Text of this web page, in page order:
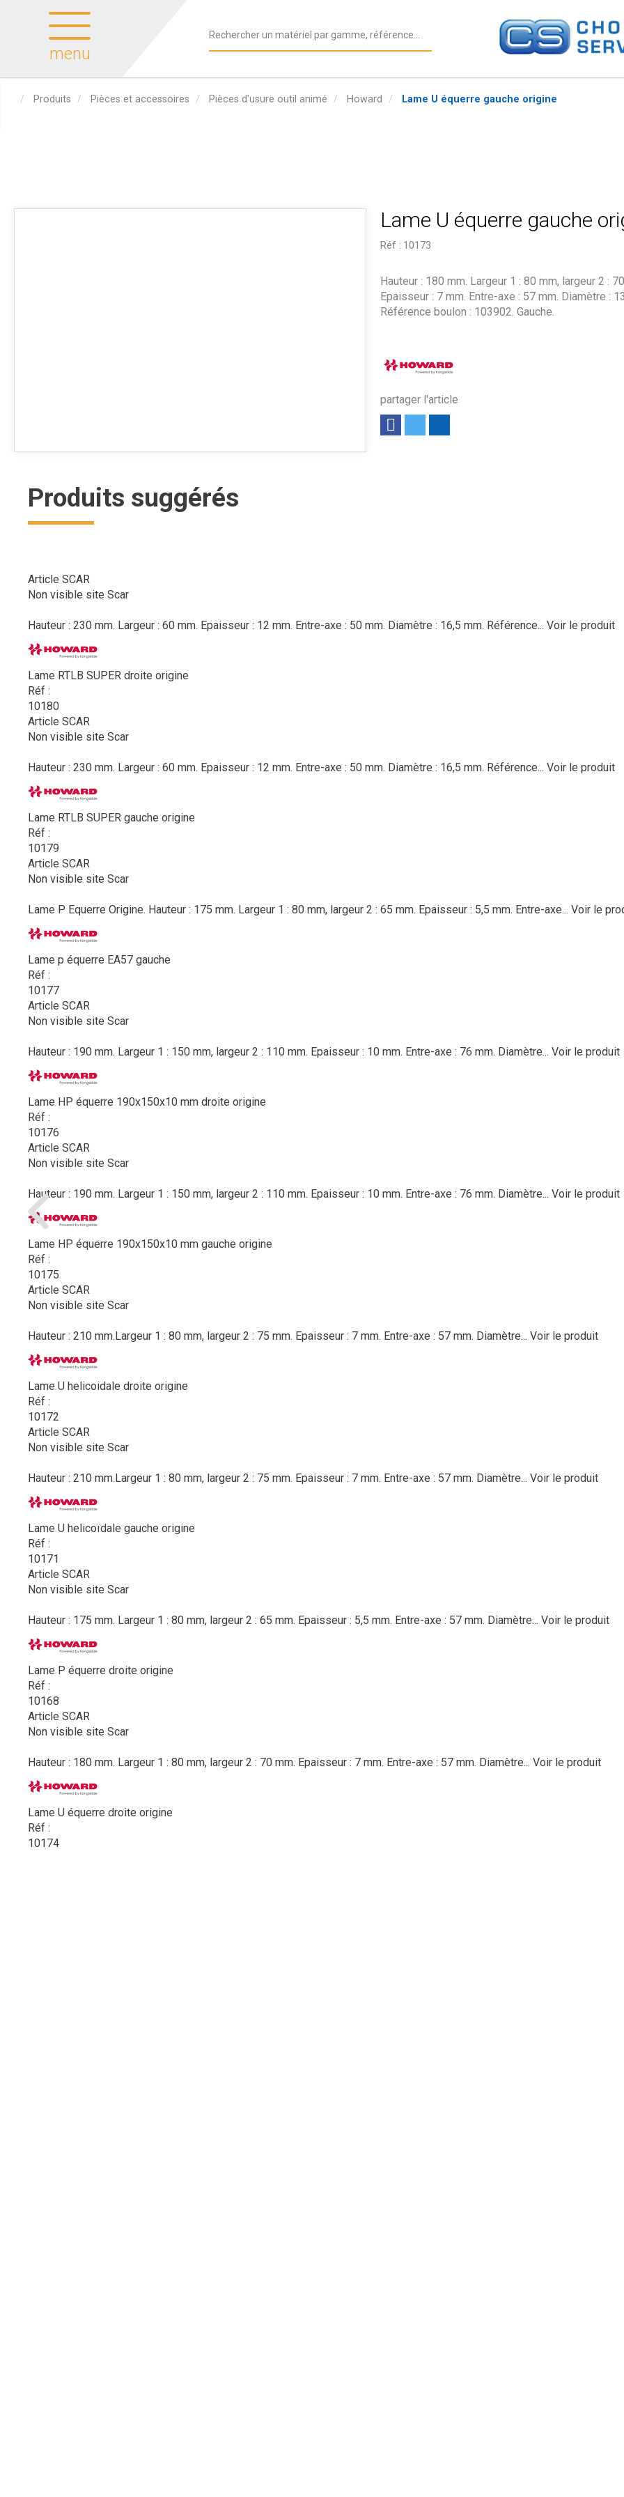
menu
Produits Pièces et accessoires Pièces d'usure outil animé Howard Lame U équerre gauche origine
Lame U équerre gauche
Réf : 10173
partager l'article
Hauteur : 180 mm. Largeur 1 : 80 mm, largeur 2 :
Epaisseur : 7 mm. Entre-axe : 57 mm. Diamètre :
Référence boulon : 103902. Gauche.
Produits suggérés
Article SCAR
Non visible site Scar
Hauteur : 230 mm. Largeur : 60 mm. Epaisseur : 12 mm. Entre-axe : 50 mm. Diamètre : 16,5 mm. Référence... Voir le produit
Lame RTLB SUPER droite origine
Réf :
10180
Article SCAR
Non visible site Scar
Hauteur : 230 mm. Largeur : 60 mm. Epaisseur : 12 mm. Entre-axe : 50 mm. Diamètre : 16,5 mm. Référence... Voir le produit
Lame RTLB SUPER gauche origine
Réf :
10179
Article SCAR
Non visible site Scar
Lame P Equerre Origine. Hauteur : 175 mm. Largeur 1 : 80 mm, largeur 2 : 65 mm. Epaisseur : 5,5 mm. Entre-axe... Voir le
Lame p équerre EA57 gauche
Réf :
10177
Article SCAR
Non visible site Scar
Hauteur : 190 mm. Largeur 1 : 150 mm, largeur 2 : 110 mm. Epaisseur : 10 mm. Entre-axe : 76 mm. Diamètre... Voir le produit
Lame HP équerre 190x150x10 mm droite origine
Réf :
10176
Article SCAR
Non visible site Scar
Hauteur : 190 mm. Largeur 1 : 150 mm, largeur 2 : 110 mm. Epaisseur : 10 mm. Entre-axe : 76 mm. Diamètre... Voir le produit
Lame HP équerre 190x150x10 mm gauche origine
Réf :
10175
Article SCAR
Non visible site Scar
Hauteur : 210 mm.Largeur 1 : 80 mm, largeur 2 : 75 mm. Epaisseur : 7 mm. Entre-axe : 57 mm. Diamètre... Voir le produit
Lame U helicoidale droite origine
Réf :
10172
Article SCAR
Non visible site Scar
Hauteur : 210 mm.Largeur 1 : 80 mm, largeur 2 : 75 mm. Epaisseur : 7 mm. Entre-axe : 57 mm. Diamètre... Voir le produit
Lame U helicoïdale gauche origine
Réf :
10171
Article SCAR
Non visible site Scar
Hauteur : 175 mm. Largeur 1 : 80 mm, largeur 2 : 65 mm. Epaisseur : 5,5 mm. Entre-axe : 57 mm. Diamètre... Voir le produit
Lame P équerre droite origine
Réf :
10168
Article SCAR
Non visible site Scar
Hauteur : 180 mm. Largeur 1 : 80 mm, largeur 2 : 70 mm. Epaisseur : 7 mm. Entre-axe : 57 mm. Diamètre... Voir le produit
Lame U équerre droite origine
Réf :
10174